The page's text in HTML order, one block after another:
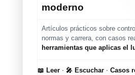
moderno
Artículos prácticos sobre
normas y carrera, con casos
herramientas que aplicas el
📖 Leer · 🎤 Escuchar · Casos